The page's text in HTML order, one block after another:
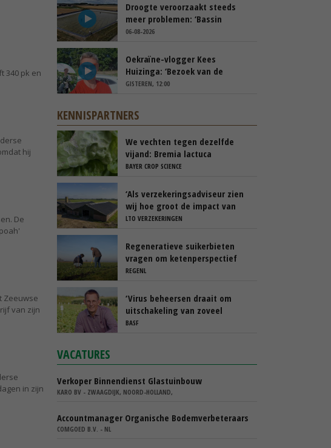
340 pk en
hij
De
Zeeuwse
van zijn
in zijn
Droogte veroorzaakt steeds
meer problemen: ‘Bassin
afgelopen week al leeg’
06-08-2026
Oekraïne-vlogger Kees
Huizinga: ‘Bezoek van de
ambassade mag zelf groente
GISTEREN, 12:00
KENNISPARTNERS
We vechten tegen dezelfde
vijand: Bremia lactuca
BAYER CROP SCIENCE
‘Als verzekeringsadviseur zien
wij hoe groot de impact van
een stalbrand kan zijn’
LTO VERZEKERINGEN
Regeneratieve suikerbieten
vragen om ketenperspectief
REGENL
‘Virus beheersen draait om
uitschakeling van zoveel
mogelijk risico’s’
BASF
VACATURES
Verkoper Binnendienst Glastuinbouw
KARO BV - ZWAAGDIJK, NOORD-HOLLAND,
Accountmanager Organische Bodemverbeteraars
COMGOED B.V. - NL